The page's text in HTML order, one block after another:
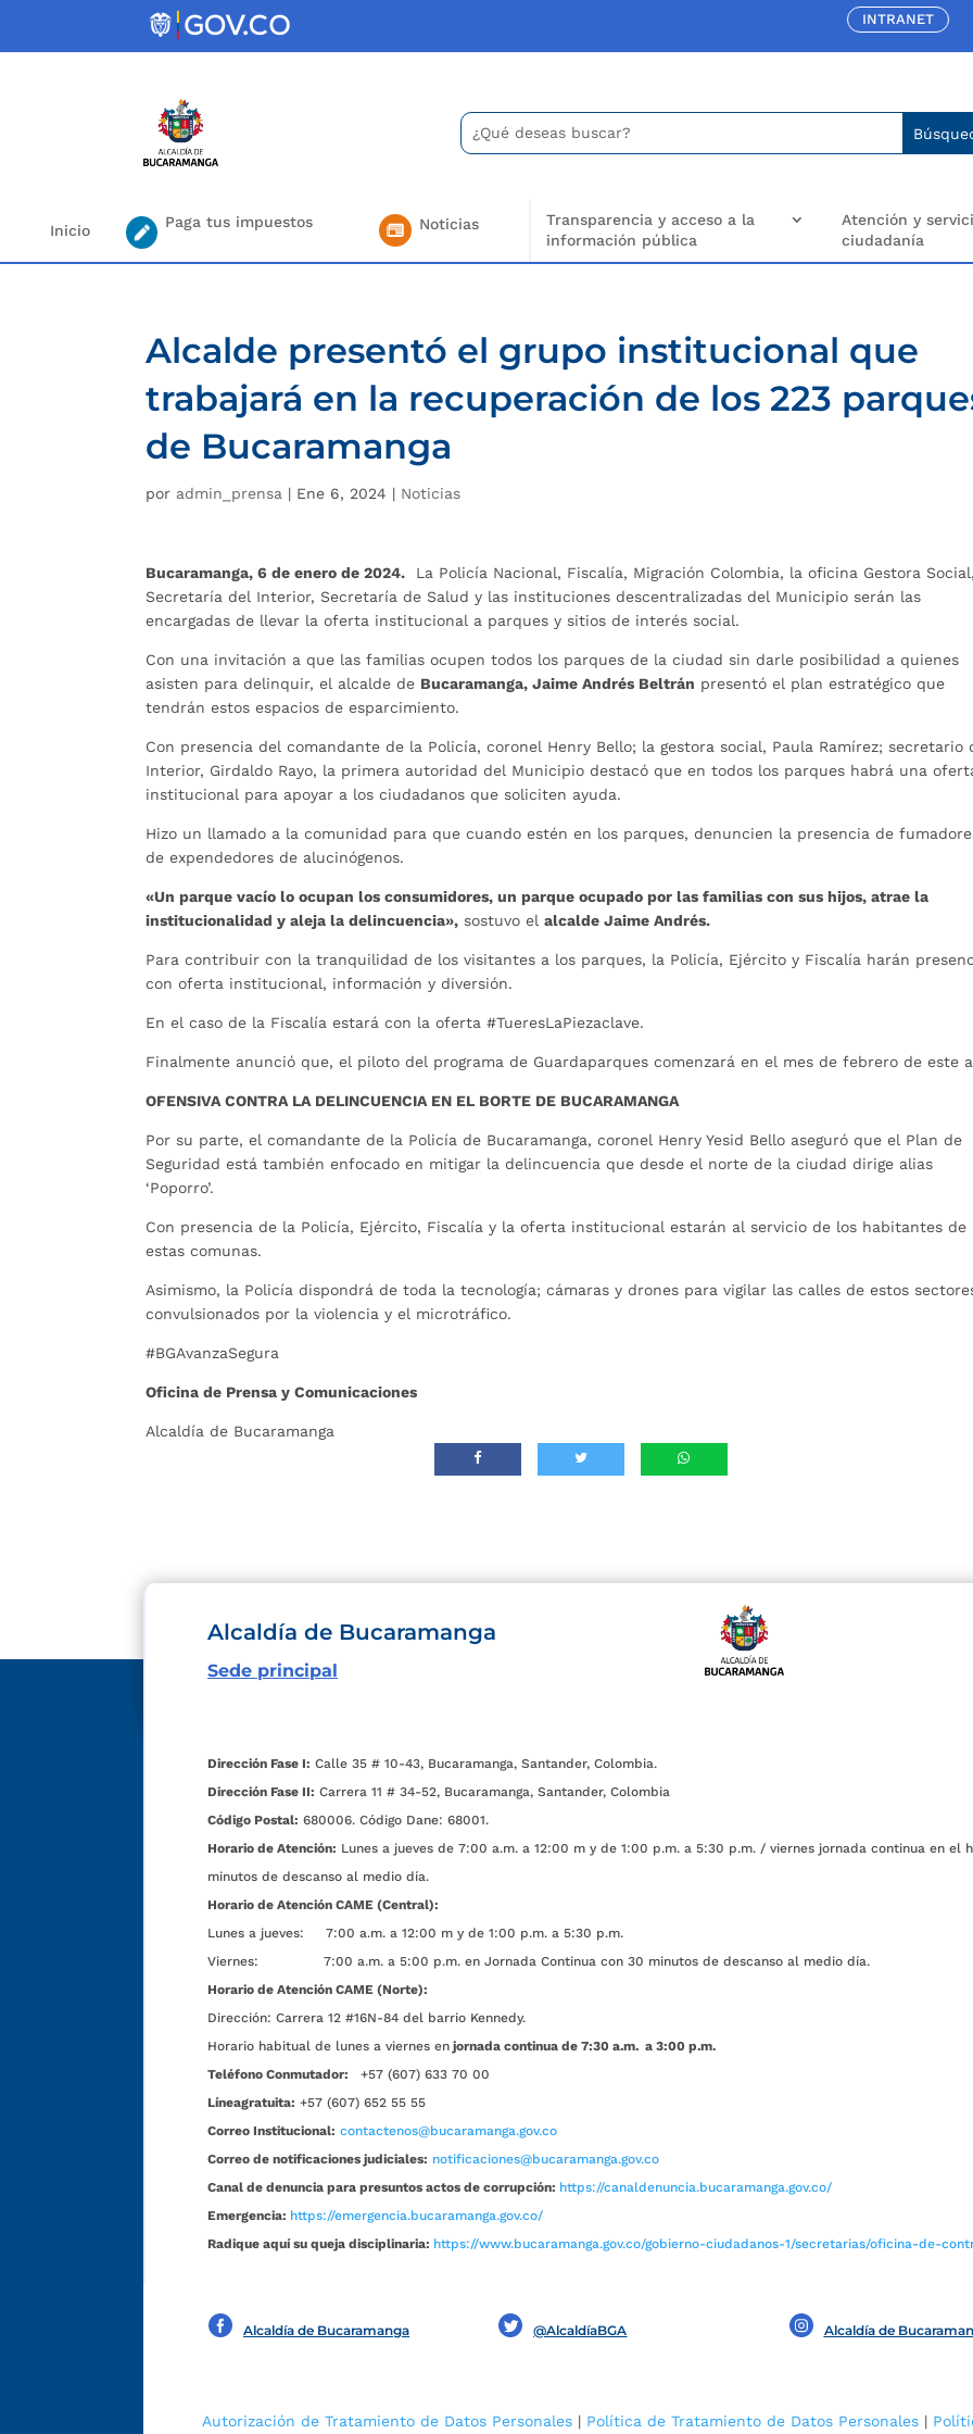
INTRANET
Buscar:
Search
for...
Inicio Paga tus impuestos Noticias
Transparencia y acceso a la
información pública
Atención y
ciudadanía
Alcalde presentó el grupo institucional que
trabajará en la recuperación de los 223
de Bucaramanga
por admin_prensa | Ene 6, 2024 | Noticias
Bucaramanga, 6 de enero de 2024. La Policía Nacional, Fiscalía, Migración Colombia, la oficina Gestora Social,
Secretaría del Interior, Secretaría de Salud y las instituciones descentralizadas del Municipio serán las
encargadas de llevar la oferta institucional a parques y sitios de interés social.
Con una invitación a que las familias ocupen todos los parques de la ciudad sin darle posibilidad a quienes
asisten para delinquir, el alcalde de Bucaramanga, Jaime Andrés Beltrán presentó el plan estratégico que
tendrán estos espacios de esparcimiento.
Con presencia del comandante de la Policía, coronel Henry Bello; la gestora social, Paula Ramírez; secretario
Interior, Girdaldo Rayo, la primera autoridad del Municipio destacó que en todos los parques habrá una
institucional para apoyar a los ciudadanos que soliciten ayuda.
Hizo un llamado a la comunidad para que cuando estén en los parques, denuncien la presencia de
de expendedores de alucinógenos.
«Un parque vacío lo ocupan los consumidores, un parque ocupado por las familias con sus hijos, atrae la
institucionalidad y aleja la delincuencia», sostuvo elalcalde Jaime Andrés.
Para contribuir con la tranquilidad de los visitantes a los parques, la Policía, Ejército y Fiscalía harán
con oferta institucional, información y diversión.
En el caso de la Fiscalía estará con la oferta #TueresLaPiezaclave.
Finalmente anunció que, el piloto del programa de Guardaparques comenzará en el mes de febrero de este
OFENSIVA CONTRA LA DELINCUENCIA EN EL BORTE DE BUCARAMANGA
Por su parte, el comandante de la Policía de Bucaramanga, coronel Henry Yesid Bello aseguró que el Plan de
Seguridad está también enfocado en mitigar la delincuencia que desde el norte de la ciudad dirige alias
‘Poporro’.
Con presencia de la Policía, Ejército, Fiscalía y la oferta institucional estarán al servicio de los habitantes de
estas comunas.
Asimismo, la Policía dispondrá de toda la tecnología; cámaras y drones para vigilar las calles de estos
convulsionados por la violencia y el microtráfico.
#BGAvanzaSegura
Oficina de Prensa y Comunicaciones
Alcaldía de Bucaramanga
Alcaldía de Bucaramanga
Sede principal
Dirección Fase I: Calle 35 # 10-43, Bucaramanga, Santander, Colombia.
Dirección Fase II: Carrera 11 # 34-52, Bucaramanga, Santander, Colombia
Código Postal: 680006. Código Dane: 68001.
Horario de Atención: Lunes a jueves de 7:00 a.m. a 12:00 m y de 1:00 p.m. a 5:30 p.m. / viernes jornada continua en el
minutos de descanso al medio día.
Horario de Atención CAME (Central):
Lunes a jueves: 7:00 a.m. a 12:00 m y de 1:00 p.m. a 5:30 p.m.
Viernes: 7:00 a.m. a 5:00 p.m. en Jornada Continua con 30 minutos de descanso al medio día.
Horario de Atención CAME (Norte):
Dirección: Carrera 12 #16N-84 del barrio Kennedy.
Horario habitual de lunes a viernes en jornada continua de 7:30 a.m. a 3:00 p.m.
Teléfono Conmutador:
+57 (607) 633 70 00
Líneagratuita: +57 (607) 652 55 55
Correo Institucional: contactenos@bucaramanga.gov.co
Correo de notificaciones judiciales: notificaciones@bucaramanga.gov.co
Canal de denuncia para presuntos actos de corrupción: https://canaldenuncia.bucaramanga.gov.co/
Emergencia: https://emergencia.bucaramanga.gov.co/
Radique aquí su queja disciplinaria: https://www.bucaramanga.gov.co/gobierno-ciudadanos-1/secretarias/oficina-de-
Alcaldía de Bucaramanga @AlcaldíaBGA Alcaldía de
Autorización de Tratamiento de Datos Personales | Política de Tratamiento de Datos Personales |